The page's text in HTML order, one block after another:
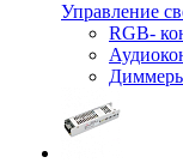
Управление
RGB-